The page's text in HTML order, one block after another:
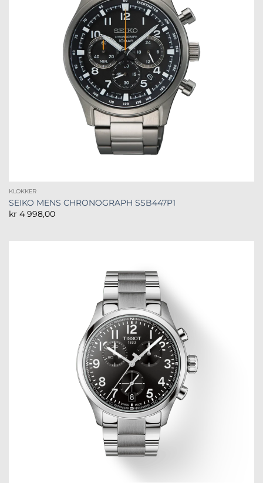
KLOKKER
SEIKO MENS CHRONOGRAPH SSB447P1
kr 4 998,00